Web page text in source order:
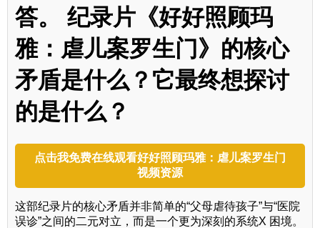
答。 纪录片《好好照顾玛
雅：虐儿案罗生门》的核心
矛盾是什么？它最终想探讨
的是什么？
点击我免费在线观看好好照顾玛雅：虐儿案罗生门
视频资源
这部纪录片的核心矛盾并非简单的“父母虐待孩子”与“医院
误诊”之间的二元对立，而是一个更为深刻的系统X 困境。